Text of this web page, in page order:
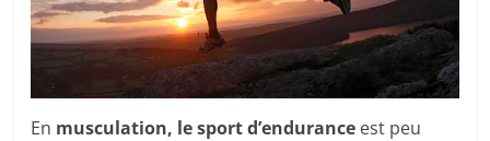
En musculation, le sport d’endurance est peu